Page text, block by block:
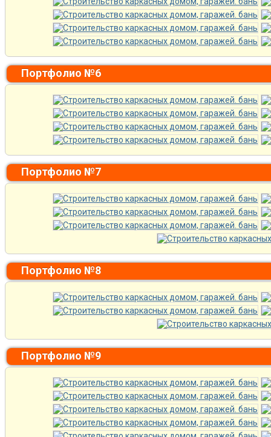
Портфолио №6
Портфолио №7
Портфолио №8
Портфолио №9